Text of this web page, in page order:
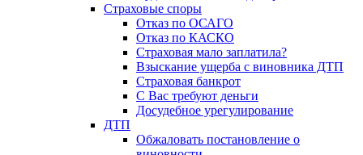
Страховые споры
Отказ по ОСАГО
Отказ по КАСКО
Страховая мало заплатила?
Взыскание ущерба с виновника ДТП
Страховая банкрот
С Вас требуют деньги
Досудебное урегулирование
ДТП
Обжаловать постановление о